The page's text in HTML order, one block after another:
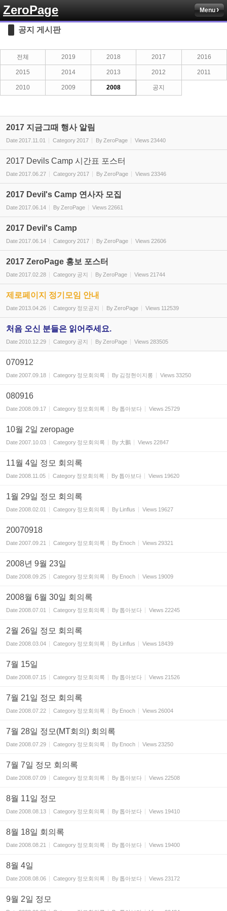
ZeroPage Menu
공지 게시판
전체 2019 2018 2017 2016
2015 2014 2013 2012 2011
2010 2009 2008 공지
2017 지금그때 행사 알림
Date2017.11.01 Category2017 By ZeroPage Views 23440
2017 Devils Camp 시간표 포스터
Date2017.06.27 Category2017 By ZeroPage Views 23346
2017 Devil's Camp 연사자 모집
Date2017.06.14 By ZeroPage Views 22661
2017 Devil's Camp
Date2017.06.14 Category2017 By ZeroPage Views 22606
2017 ZeroPage 홍보 포스터
Date2017.02.28 Category 공지 By ZeroPage Views 21744
제로페이지 정기모임 안내
Date2013.04.26 Category 정모공지 By ZeroPage Views 112539
처음 오신 분들은 읽어주세요.
Date2010.12.29 Category 공지 By ZeroPage Views 283505
070912
Date2007.09.18 Category 정모회의록 By 김정현이지롱 Views 33250
080916
Date2008.09.17 Category 정모회의록 By 톱아보다 Views 25729
10월 2일 zeropage
Date2007.10.03 Category 정모회의록 By 大鵬 Views 22847
11월 4일 정모 회의록
Date2008.11.05 Category 정모회의록 By 톱아보다 Views 19620
1월 29일 정모 회의록
Date2008.02.01 Category 정모회의록 By Linflus Views 19627
20070918
Date2007.09.21 Category 정모회의록 By Enoch Views 29321
2008년 9월 23일
Date2008.09.25 Category 정모회의록 By Enoch Views 19009
2008월 6월 30일 회의록
Date2008.07.01 Category 정모회의록 By 톱아보다 Views 22245
2월 26일 정모 회의록
Date2008.03.04 Category 정모회의록 By Linflus Views 18439
7월 15일
Date2008.07.15 Category 정모회의록 By 톱아보다 Views 21526
7월 21일 정모 회의록
Date2008.07.22 Category 정모회의록 By Enoch Views 26004
7월 28일 정모(MT회의) 회의록
Date2008.07.29 Category 정모회의록 By Enoch Views 23250
7월 7일 정모 회의록
Date2008.07.09 Category 정모회의록 By 톱아보다 Views 22508
8월 11일 정모
Date2008.08.13 Category 정모회의록 By 톱아보다 Views 19410
8월 18일 회의록
Date2008.08.21 Category 정모회의록 By 톱아보다 Views 19400
8월 4일
Date2008.08.06 Category 정모회의록 By 톱아보다 Views 23172
9월 2일 정모
Sketchbook5, 스케치북5
Sketchbook5, 스케치북5